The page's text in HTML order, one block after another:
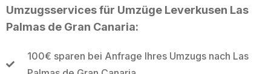
Umzugsservices für Umzüge Leverkusen Las
Palmas de Gran Canaria:
100€ sparen bei Anfrage Ihres Umzugs nach Las